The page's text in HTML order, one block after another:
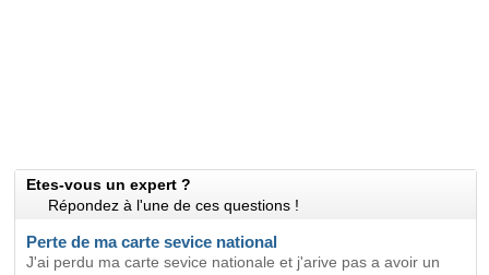
Etes-vous un expert ?
Répondez à l'une de ces questions !
Perte de ma carte sevice national
J'ai perdu ma carte sevice nationale et j'arive pas a avoir un